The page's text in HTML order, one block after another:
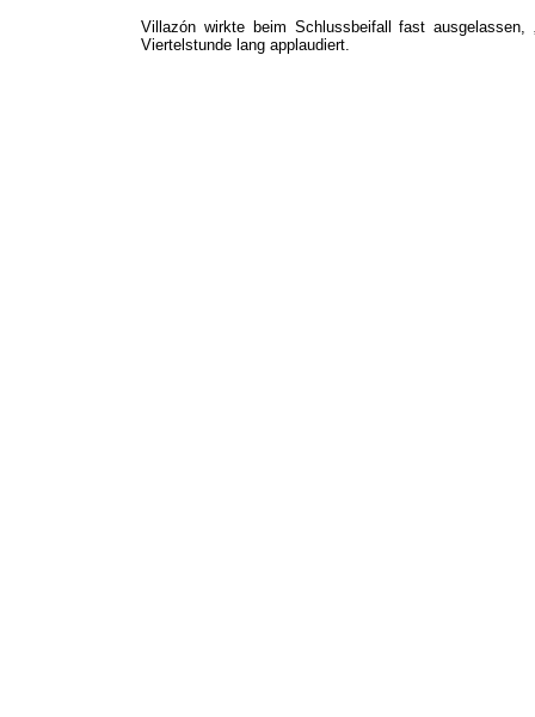
Villazón wirkte beim Schlussbeifall fast
Viertelstunde lang applaudiert.